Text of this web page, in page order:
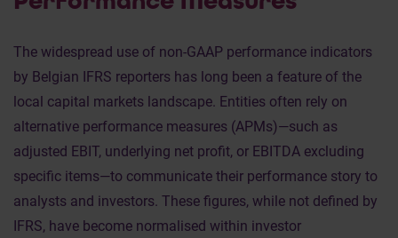
The widespread use of non-GAAP performance indicators
by Belgian IFRS reporters has long been a feature of the
local capital markets landscape. Entities often rely on
alternative performance measures (APMs)—such as
adjusted EBIT, underlying net profit, or EBITDA excluding
specific items—to communicate their performance story to
analysts and investors. These figures, while not defined by
IFRS, have become normalised within investor